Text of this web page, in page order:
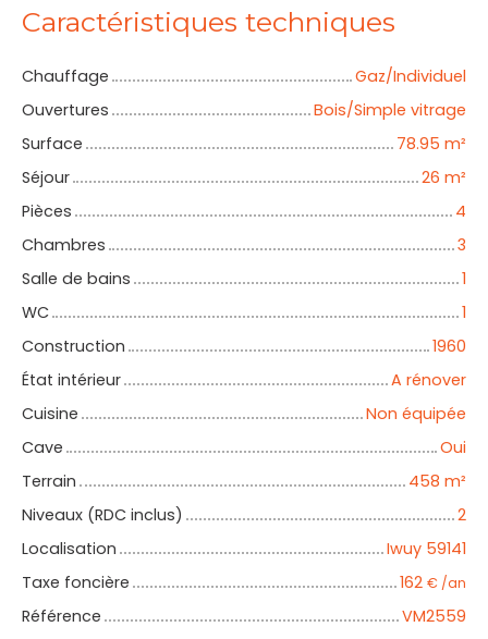
Caractéristiques techniques
Chauffage
Gaz/Individuel
Ouvertures
Bois/Simple vitrage
Surface
78.95 m²
Séjour
26 m²
Pièces
4
Chambres
3
Salle de bains
1
WC
1
Construction
1960
État intérieur
A rénover
Cuisine
Non équipée
Cave
Oui
Terrain
458 m²
Niveaux (RDC inclus)
2
Localisation
Iwuy 59141
Taxe foncière
162 € /an
Référence VM2559